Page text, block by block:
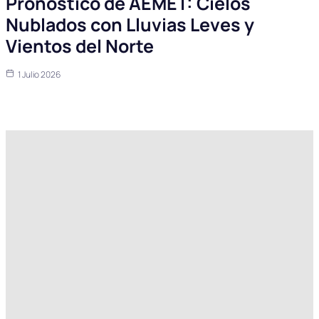
Nublados con Lluvias Leves y
Vientos del Norte
1 Julio 2026